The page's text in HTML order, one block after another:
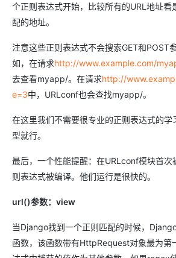
个正则表达式开始，比较所有的URL地址看
配的地址。
注意这些正则表达式不会搜索GET和POST
如，在请求http://www.example.com/
去查看myapp/。在请求http://
e=3中，URLconf也会查找myapp/。
在这里我们不需要很专业的正则表达式的学
型就行。
最后，一个性能提醒：在URLconf模块首次
则表达式被编译。他们运行是很快的。
url()参数：view
当Django找到一个正则匹配的时候，
函数，该函数带有HttpRequest对象最为第